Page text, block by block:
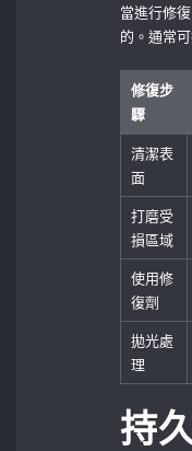
當進行修
的。通常
修復步
驟
清潔表
面
打磨受
損區域
使用修
復劑
拋光處
理
持